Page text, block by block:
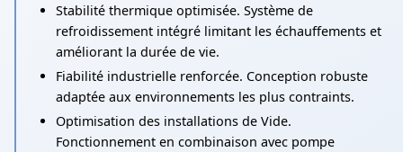
Stabilité thermique optimisée. Système de
refroidissement intégré limitant les échauffements et
améliorant la durée de vie.
Fiabilité industrielle renforcée. Conception robuste
adaptée aux environnements les plus contraints.
Optimisation des installations de Vide.
Fonctionnement en combinaison avec pompe